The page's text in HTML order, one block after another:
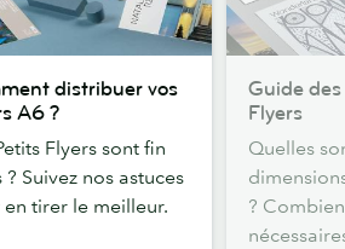
distribuer vos
A6 ?
Flyers sont fin
? Suivez nos astuces
tirer le meilleur.
des
dimensions
Flyers
Guide
Flyers
Quelles
?